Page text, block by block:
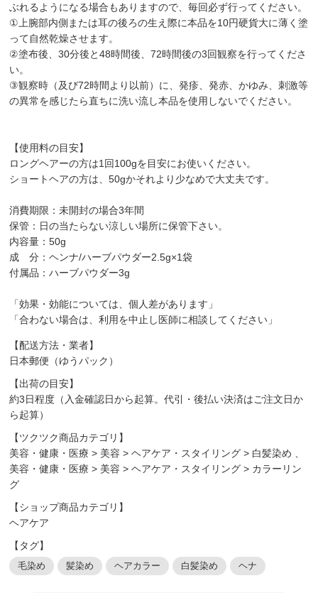
ぶれるようになる場合もありますので、毎回必ず行ってください。
①上腕部内側または耳の後ろの生え際に本品を10円硬貨大に薄く塗
って自然乾燥させます。
②塗布後、30分後と48時間後、72時間後の3回観察を行ってくださ
い。
③観察時（及び72時間より以前）に、発疹、発赤、かゆみ、刺激等
の異常を感じたら直ちに洗い流し本品を使用しないでください。
【使用料の目安】
ロングヘアーの方は1回100gを目安にお使いください。
ショートヘアの方は、50gかそれより少なめで大丈夫です。
消費期限：未開封の場合3年間
保管：日の当たらない涼しい場所に保管下さい。
内容量：50g
成 分：ヘンナ/ハーブパウダー2.5g×1袋
付属品：ハーブパウダー3g
「効果・効能については、個人差があります」
「合わない場合は、利用を中止し医師に相談してください」
【配送方法・業者】
日本郵便（ゆうパック）
【出荷の目安】
約3日程度（入金確認日から起算。代引・後払い決済はご注文日か
ら起算）
【ツクツク商品カテゴリ】
美容・健康・医療 > 美容 >ヘアケア・スタイリング > 白髪染め
美容・健康・医療 > 美容 >ヘアケア・スタイリング > カラーリン
グ
【ショップ商品カテゴリ】
ヘアケア
【タグ】
毛染め 髪染め ヘアカラー 白髪染め ヘナ